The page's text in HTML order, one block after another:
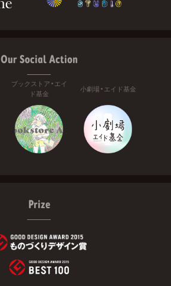
Our Social Action
ブックストア・エイ
ド基金
小劇場・エイド基金
Prize